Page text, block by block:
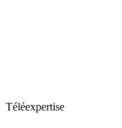
Téléexpertise